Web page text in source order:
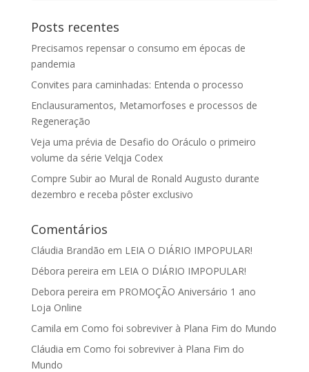
Posts recentes
Precisamos repensar o consumo em épocas de
pandemia
Convites para caminhadas: Entenda o processo
Enclausuramentos, Metamorfoses e processos de
Regeneração
Veja uma prévia de Desafio do Oráculo o primeiro
volume da série Velqja Codex
Compre Subir ao Mural de Ronald Augusto durante
dezembro e receba pôster exclusivo
Comentários
Cláudia Brandão em LEIA O DIÁRIO IMPOPULAR!
Débora pereira em LEIA O DIÁRIO IMPOPULAR!
Debora pereira em PROMOÇÃO Aniversário 1 ano
Loja Online
Camila em Como foi sobreviver à Plana Fim do Mundo
Cláudia em Como foi sobreviver à Plana Fim do
Mundo